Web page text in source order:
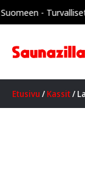
- Turvalliset
Etusivu / Kassit/